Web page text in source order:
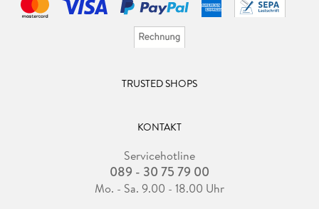
TRUSTED SHOPS
KONTAKT
Servicehotline
089 - 30 75 79 00
Mo. - Sa. 9.00 - 18.00 Uhr